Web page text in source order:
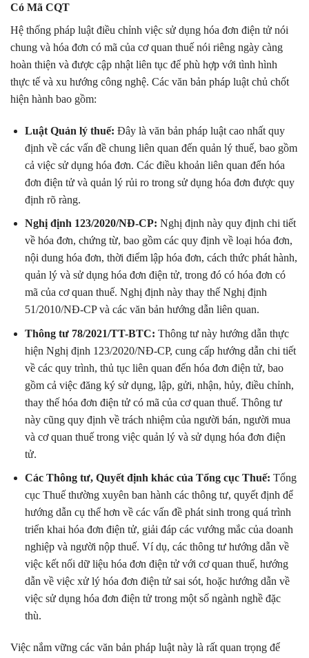
Có Mã CQT
Hệ thống pháp luật điều chỉnh việc sử dụng hóa đơn điện tử nói
chung và hóa đơn có mã của cơ quan thuế nói riêng ngày càng
hoàn thiện và được cập nhật liên tục để phù hợp với tình hình
thực tế và xu hướng công nghệ. Các văn bản pháp luật chủ chốt
hiện hành bao gồm:
Luật Quản lý thuế: Đây là văn bản pháp luật cao nhất quy
định về các vấn đề chung liên quan đến quản lý thuế, bao gồm
cả việc sử dụng hóa đơn. Các điều khoản liên quan đến hóa
đơn điện tử và quản lý rủi ro trong sử dụng hóa đơn được quy
định rõ ràng.
Nghị định 123/2020/NĐ-CP: Nghị định này quy định chi tiết
về hóa đơn, chứng từ, bao gồm các quy định về loại hóa đơn,
nội dung hóa đơn, thời điểm lập hóa đơn, cách thức phát hành,
quản lý và sử dụng hóa đơn điện tử, trong đó có hóa đơn có
mã của cơ quan thuế. Nghị định này thay thế Nghị định
51/2010/NĐ-CP và các văn bản hướng dẫn liên quan.
Thông tư 78/2021/TT-BTC: Thông tư này hướng dẫn thực
hiện Nghị định 123/2020/NĐ-CP, cung cấp hướng dẫn chi tiết
về các quy trình, thủ tục liên quan đến hóa đơn điện tử, bao
gồm cả việc đăng ký sử dụng, lập, gửi, nhận, hủy, điều chỉnh,
thay thế hóa đơn điện tử có mã của cơ quan thuế. Thông tư
này cũng quy định về trách nhiệm của người bán, người mua
và cơ quan thuế trong việc quản lý và sử dụng hóa đơn điện
tử.
Các Thông tư, Quyết định khác của Tổng cục Thuế: Tổng
cục Thuế thường xuyên ban hành các thông tư, quyết định để
hướng dẫn cụ thể hơn về các vấn đề phát sinh trong quá trình
triển khai hóa đơn điện tử, giải đáp các vướng mắc của doanh
nghiệp và người nộp thuế. Ví dụ, các thông tư hướng dẫn về
việc kết nối dữ liệu hóa đơn điện tử với cơ quan thuế, hướng
dẫn về việc xử lý hóa đơn điện tử sai sót, hoặc hướng dẫn về
việc sử dụng hóa đơn điện tử trong một số ngành nghề đặc
thù.
Việc nắm vững các văn bản pháp luật này là rất quan trọng để